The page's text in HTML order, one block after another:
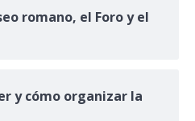
romano, el Foro y el
y cómo organizar la